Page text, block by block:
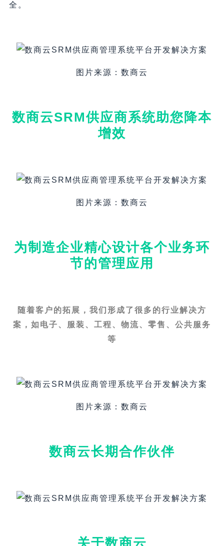
全。
图片来源：数商云
数商云SRM供应商系统助您降本
增效
图片来源：数商云
为制造企业精心设计各个业务环
节的管理应用
随着客户的拓展，我们形成了很多的行业解决方
案，如电子、服装、工程、物流、零售、公共服务
等
图片来源：数商云
数商云长期合作伙伴